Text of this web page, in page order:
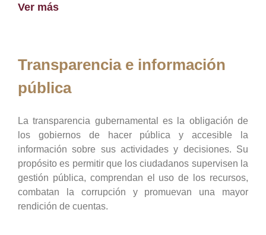
Ver más
Transparencia e información
pública
La transparencia gubernamental es la obligación de
los gobiernos de hacer pública y accesible la
información sobre sus actividades y decisiones. Su
propósito es permitir que los ciudadanos supervisen la
gestión pública, comprendan el uso de los recursos,
combatan la corrupción y promuevan una mayor
rendición de cuentas.